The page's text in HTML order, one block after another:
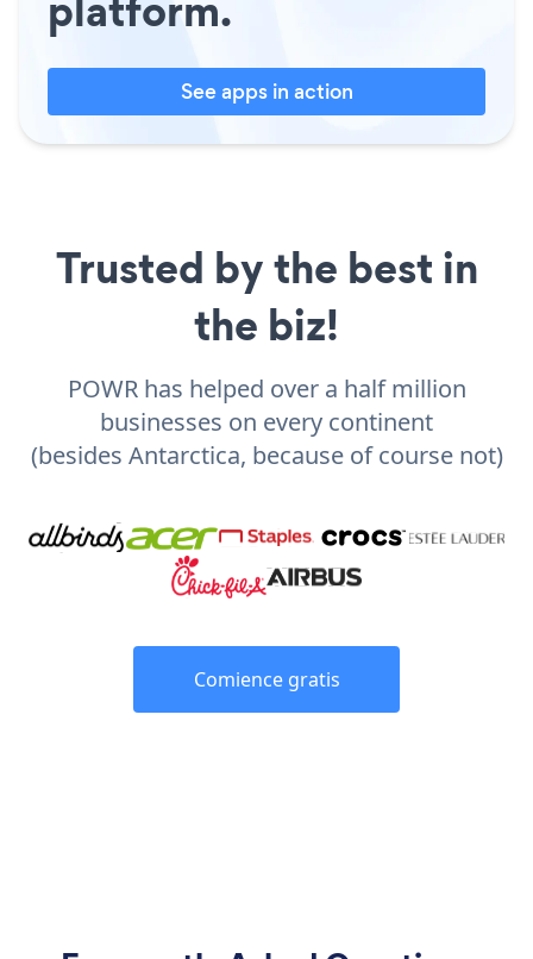
See apps in action
Trusted by the best in
the biz!
POWR has helped over a half million
businesses on every continent
(besides Antarctica, because of course not)
Comience gratis